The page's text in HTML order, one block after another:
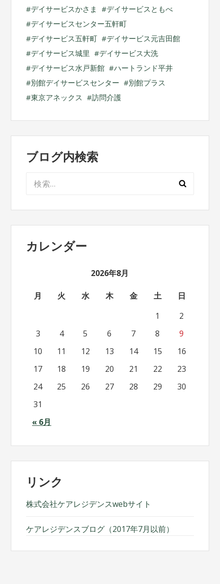
デイサービスかさま
デイサービスともべ
デイサービスセンター五軒町
デイサービス五軒町
デイサービス元吉田館
デイサービス城里
デイサービス大洗
デイサービス水戸新館
ハートランド平井
別館デイサービスセンター
別館プラス
東京アネックス
訪問介護
ブログ内検索
カレンダー
2026年8月
月 火 水 木 金 土 日
« 6月
1
2
3
4 5 6 7 8
9
10
11 12 13 14 15
16
17
18 19 20 21 22
23
24
25 26 27 28 29
30
31
リンク
株式会社ケアレジデンスwebサイト
ケアレジデンスブログ（2017年7月以前）